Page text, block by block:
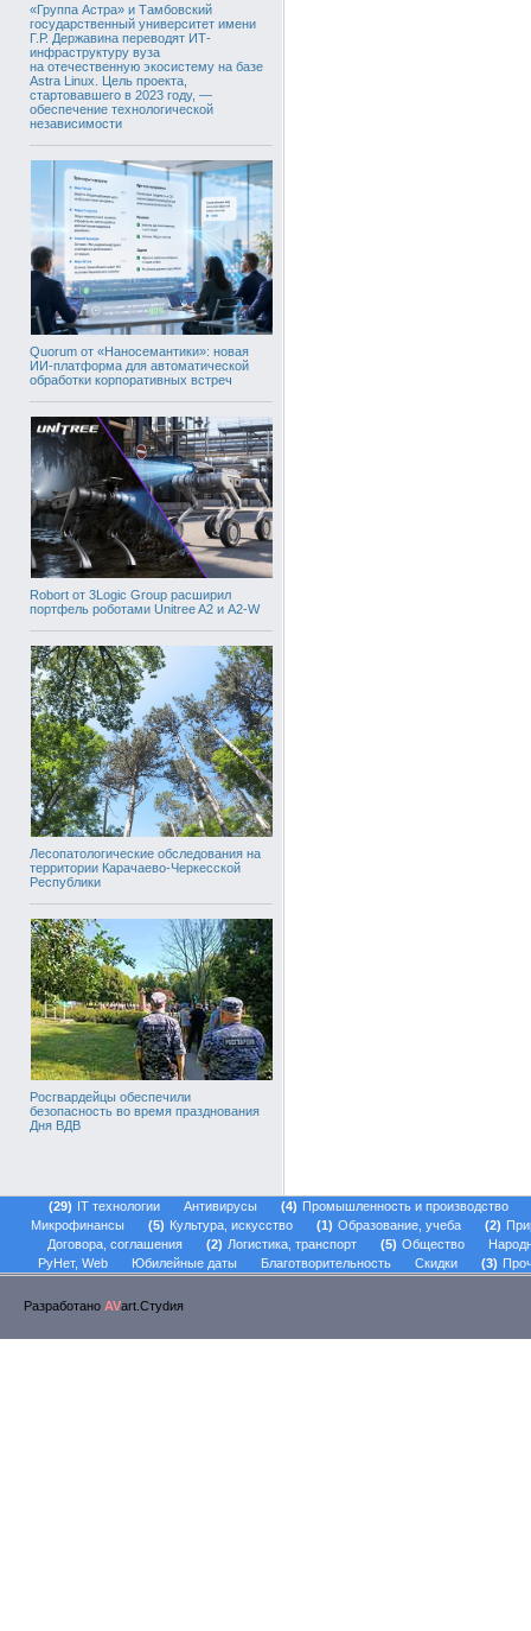
«Группа Астра» и Тамбовский
государственный университет имени
Г.Р. Державина переводят ИТ-
инфраструктуру вуза
на отечественную экосистему на базе
Astra Linux. Цель проекта,
стартовавшего в 2023 году, —
обеспечение технологической
независимости
Quorum от «Наносемантики»: новая
ИИ-платформа для автоматической
обработки корпоративных встреч
Robort от 3Logic Group расширил
портфель роботами Unitree A2 и A2-W
Лесопатологические обследования на
территории Карачаево-Черкесской
Республики
Росгвардейцы обеспечили
безопасность во время празднования
Дня ВДВ
29 IT технологии Антивирусы 4
Промышленность и производство
Микрофинансы
5 Культура, искусство 1 Образование, учеба 2
Договора, соглашения
2 Логистика, транспорт 5 Общество
РуНет, Web
Юбилейные даты Благотворительность Скидки 3
Разработано AVart.Стуdия